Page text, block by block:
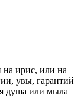
ирис, или на
увы, гарантий
душа или мыла